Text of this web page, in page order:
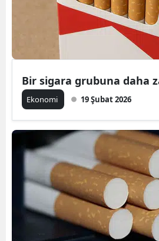
Bir sigara grubuna daha
Ekonomi 19 Şubat 2026